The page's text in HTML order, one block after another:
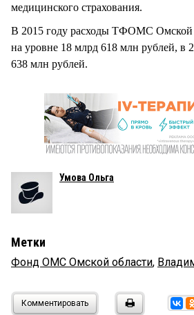
медицинского страхования.
В 2015 году расходы ТФОМС Омской
на уровне 18 млрд 618 млн рублей, в
638 млн рублей.
Умова Ольга
Метки
Фонд ОМС Омской области,
Комментировать